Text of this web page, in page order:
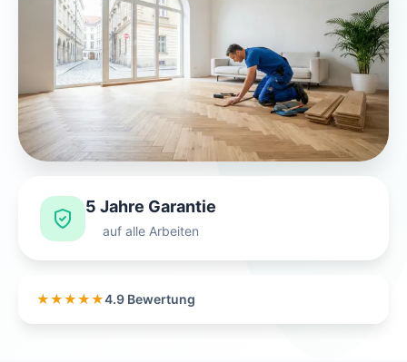
5 Jahre Garantie
auf alle Arbeiten
★★★★★4.9 Bewertung